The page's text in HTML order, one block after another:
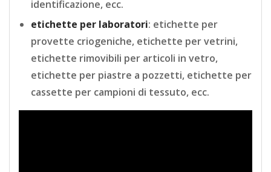
identificazione, ecc.
etichette per laboratori: etichette per
provette criogeniche, etichette per vetrini,
etichette rimovibili per articoli in vetro,
etichette per piastre a pozzetti, etichette per
cassette per campioni di tessuto, ecc.